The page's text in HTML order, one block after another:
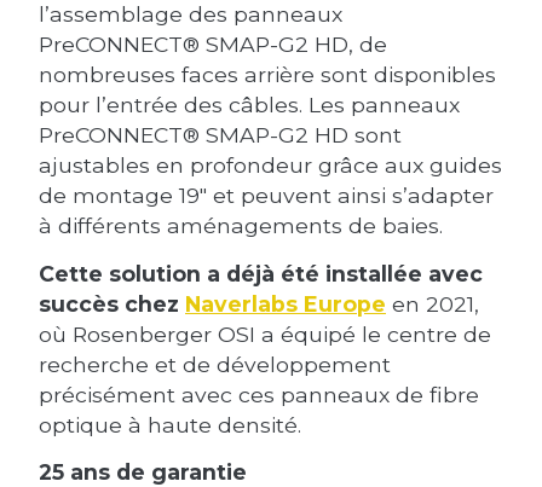
l’assemblage des panneaux
PreCONNECT® SMAP-G2 HD, de
nombreuses faces arrière sont disponibles
pour l’entrée des câbles. Les panneaux
PreCONNECT® SMAP-G2 HD sont
ajustables en profondeur grâce aux guides
de montage 19″ et peuvent ainsi s’adapter
à différents aménagements de baies.
Cette solution a déjà été installée avec
succès chez Naverlabs Europe en 2021,
où Rosenberger OSI a équipé le centre de
recherche et de développement
précisément avec ces panneaux de fibre
optique à haute densité.
25 ans de garantie